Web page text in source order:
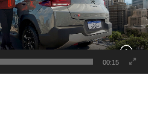
00:15